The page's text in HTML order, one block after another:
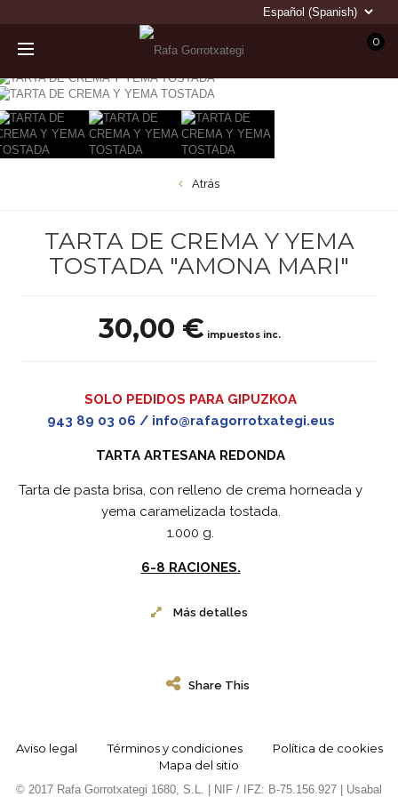
0
Atrás
TARTA DE CREMA Y YEMA
TOSTADA "AMONA MARI"
30,00 € impuestos inc.
SOLO PEDIDOS PARA GIPUZKOA
943 89 03 06 / info@rafagorrotxategi.eus
TARTA ARTESANA REDONDA
Tarta de pasta brisa, con relleno de crema horneada y
yema caramelizada tostada.
1.000 g.
6-8 RACIONES.
Más detalles
Share This
Aviso legal Términos y condiciones
Política de cookies
Mapa del sitio
© 2017 Rafa Gorrotxategi 1680, S.L. | NIF / IFZ: B-75.156.927 | Usabal